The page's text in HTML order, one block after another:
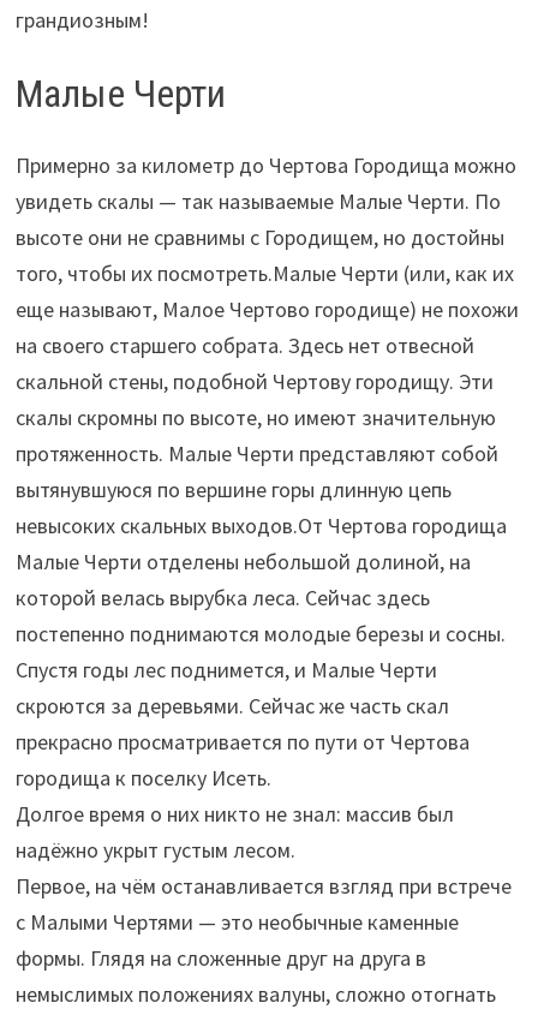
грандиозным!
Малые Черти
Примерно за километр до Чертова Городища можно
увидеть скалы — так называемые Малые Черти. По
высоте они не сравнимы с Городищем, но достойны
того, чтобы их посмотреть.Малые Черти (или, как их
еще называют, Малое Чертово городище) не похожи
на своего старшего собрата. Здесь нет отвесной
скальной стены, подобной Чертову городищу. Эти
скалы скромны по высоте, но имеют значительную
протяженность. Малые Черти представляют собой
вытянувшуюся по вершине горы длинную цепь
невысоких скальных выходов.От Чертова городища
Малые Черти отделены небольшой долиной, на
которой велась вырубка леса. Сейчас здесь
постепенно поднимаются молодые березы и сосны.
Спустя годы лес поднимется, и Малые Черти
скроются за деревьями. Сейчас же часть скал
прекрасно просматривается по пути от Чертова
городища к поселку Исеть.
Долгое время о них никто не знал: массив был
надёжно укрыт густым лесом.
Первое, на чём останавливается взгляд при встрече
с Малыми Чертями — это необычные каменные
формы. Глядя на сложенные друг на друга в
немыслимых положениях валуны, сложно отогнать